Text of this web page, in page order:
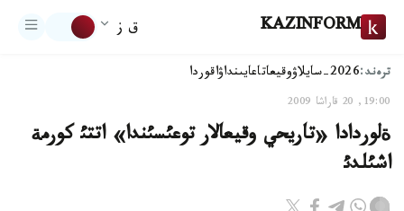
KAZINFORM ق ز
ترەند:2026-سايلاۋ وقيعاتاعايىنداۋاقوردا
19:00, 20 قاراشا 2009
ةلوردادا «تاريحي وقيعالار توعئسئندا» اتتئ كورمة
اشئلدئ